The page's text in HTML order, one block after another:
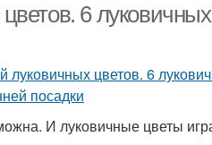
6
И луковичные цветы